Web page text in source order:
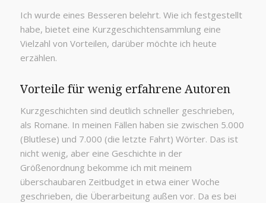
Ich wurde eines Besseren belehrt. Wie ich festgestellt
habe, bietet eine Kurzgeschichtensammlung eine
Vielzahl von Vorteilen, darüber möchte ich heute
erzählen.
Vorteile für wenig erfahrene Autoren
Kurzgeschichten sind deutlich schneller geschrieben,
als Romane. In meinen Fällen haben sie zwischen 5.000
(Blutlese) und 7.000 (die letzte Fahrt) Wörter. Das ist
nicht wenig, aber eine Geschichte in der
Größenordnung bekomme ich mit meinem
überschaubaren Zeitbudget in etwa einer Woche
geschrieben, die Überarbeitung außen vor. Da es bei